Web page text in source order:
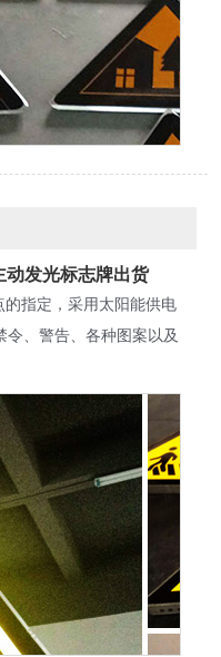
动发光标志牌出货
指定，采用太阳能供电
、警告、各种图案以及